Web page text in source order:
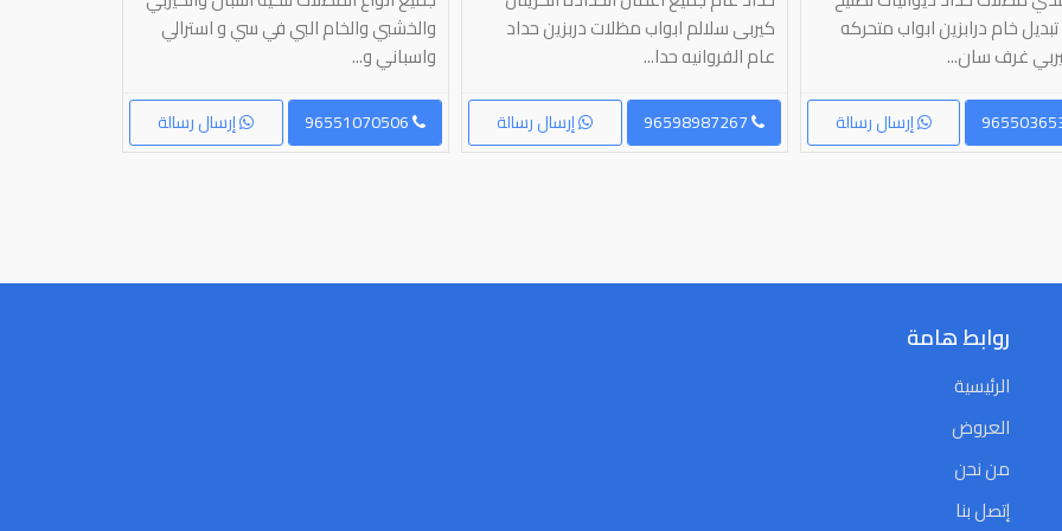
خام درابزين ابواب متحركه
غرف سان...
إرسال رسالة
كيربى سلالم ابواب مظلات دربزين حداد
عام الفروانيه حدا...
إرسال رسالة
والخشبي والخام البي في سي و استرالي
واسباني و...
إرسال رسالة
روابط هامة
الرئيسية
العروض
من نحن
إتصل بنا